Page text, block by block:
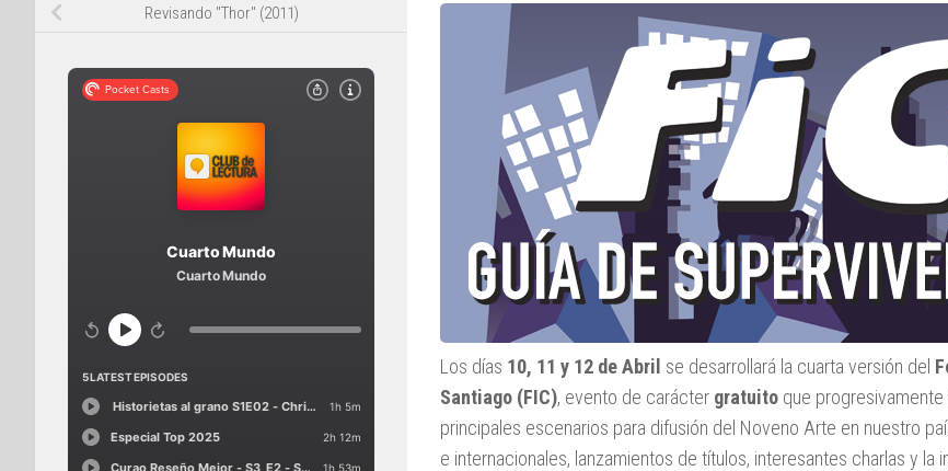
Los días 10, 11 y 12 de Abril se desarrollará la cuarta versión del
Santiago (FIC), evento de carácter gratuito que
principales escenarios para difusión del Noveno Arte en nuestro
e internacionales, lanzamientos de títulos, interesantes charlas y la
Revisando "Thor" (2011)